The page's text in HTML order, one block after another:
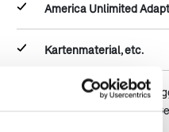
America Unlimited
Kartenmaterial, etc.
nicht eingeschlossen:
(CAD 300 zzgl. Steuern und